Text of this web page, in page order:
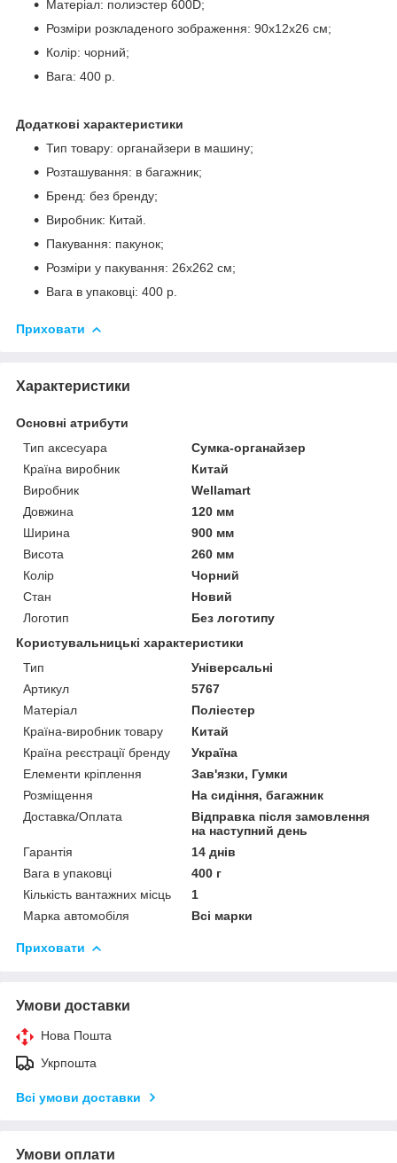
Матеріал: полиэстер 600D;
Розміри розкладеного зображення: 90x12x26 см;
Колір: чорний;
Вага: 400 р.
Додаткові характеристики
Тип товару: органайзери в машину;
Розташування: в багажник;
Бренд: без бренду;
Виробник: Китай.
Пакування: пакунок;
Розміри у пакування: 26x262 см;
Вага в упаковці: 400 р.
Приховати
Характеристики
Основні атрибути
Тип аксесуара
Сумка-органайзер
Країна виробник
Китай
Виробник
Wellamart
Довжина
120 мм
Ширина
900 мм
Висота
260 мм
Колір
Чорний
Стан
Новий
Логотип
Без логотипу
Користувальницькі характеристики
Тип
Універсальні
Артикул
5767
Матеріал
Поліестер
Країна-виробник товару
Китай
Країна реєстрації бренду
Україна
Елементи кріплення
Зав'язки, Гумки
Розміщення
На сидіння, багажник
Доставка/Оплата
Відправка після замовлення
на наступний день
Гарантія
14 днів
Вага в упаковці
400 г
Кількість вантажних місць
1
Марка автомобіля
Всі марки
Приховати
Умови доставки
Нова Пошта
Укрпошта
Всі умови доставки
Умови оплати